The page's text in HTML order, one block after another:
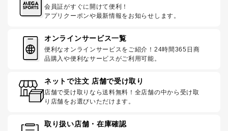
会員証がすぐに開けて便利！
アプリクーポンや最新情報をお知らせします。
オンラインサービス一覧
便利なオンラインサービスをご紹介！24時間365日商
品購入や便利なサービスがご利用可能。
ネットで注文 店舗で受け取り
店舗で受け取りなら送料無料！全店舗の中から受け取
り店舗をお選びいただけます。
取り扱い店舗・在庫確認